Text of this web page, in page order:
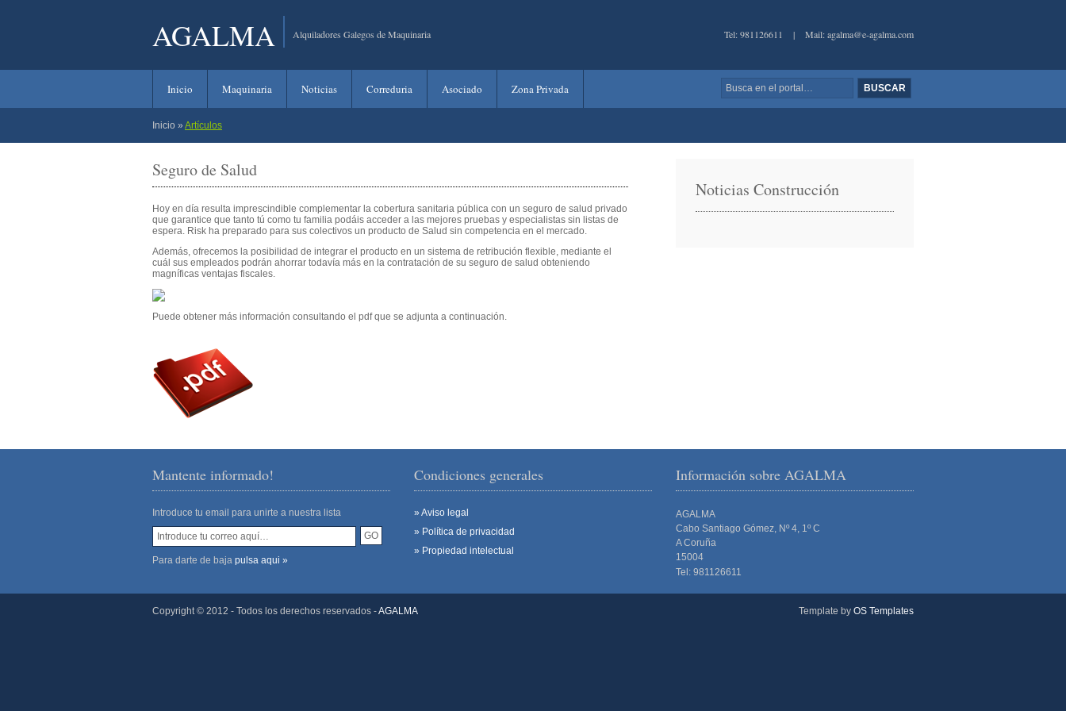
AGALMA Alquiladores Galegos de Maquinaria Tel: 981126611 | Mail: agalma@e-agalma.com
Inicio Maquinaria Noticias Correduria Asociado Zona Privada
Inicio » Artículos
Seguro de Salud
Hoy en día resulta imprescindible complementar la cobertura sanitaria pública con un seguro de salud privado
que garantice que tanto tú como tu familia podáis acceder a las mejores pruebas y especialistas sin listas de
espera. Risk ha preparado para sus colectivos un producto de Salud sin competencia en el mercado.
Además, ofrecemos la posibilidad de integrar el producto en un sistema de retribución flexible, mediante el
cuál sus empleados podrán ahorrar todavía más en la contratación de su seguro de salud obteniendo
magníficas ventajas fiscales.
Puede obtener más información consultando el pdf que se adjunta a continuación.
Noticias Construcción
Mantente informado!
Introduce tu email para unirte a nuestra lista
Para darte de baja pulsa aqui »
Condiciones generales
» Aviso legal
» Política de privacidad
» Propiedad intelectual
Información sobre AGALMA
AGALMA
Cabo Santiago Gómez, Nº 4, 1º C
A Coruña
15004
Tel: 981126611
Copyright © 2012 - Todos los derechos reservados -AGALMA Template by OS Templates